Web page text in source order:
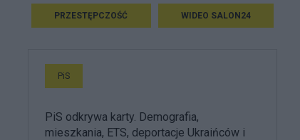
PRZESTĘPCZOŚĆ WIDEO SALON24
PiS
PiS odkrywa karty. Demografia,
mieszkania, ETS, deportacje Ukraińców i